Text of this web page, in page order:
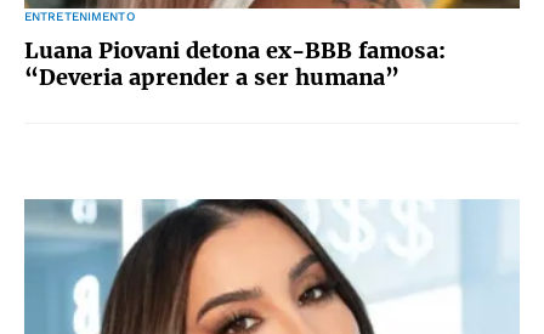
ENTRETENIMENTO
Luana Piovani detona ex-BBB famosa:
“Deveria aprender a ser humana”